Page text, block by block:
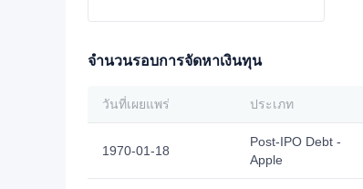
จำนวนรอบการจัดหาเงินทุน
วันที่เผยแพร่ ประเภท
1970-01-18
Post-IPO Debt -
Apple